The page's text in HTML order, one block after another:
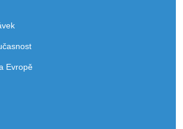
Evropě